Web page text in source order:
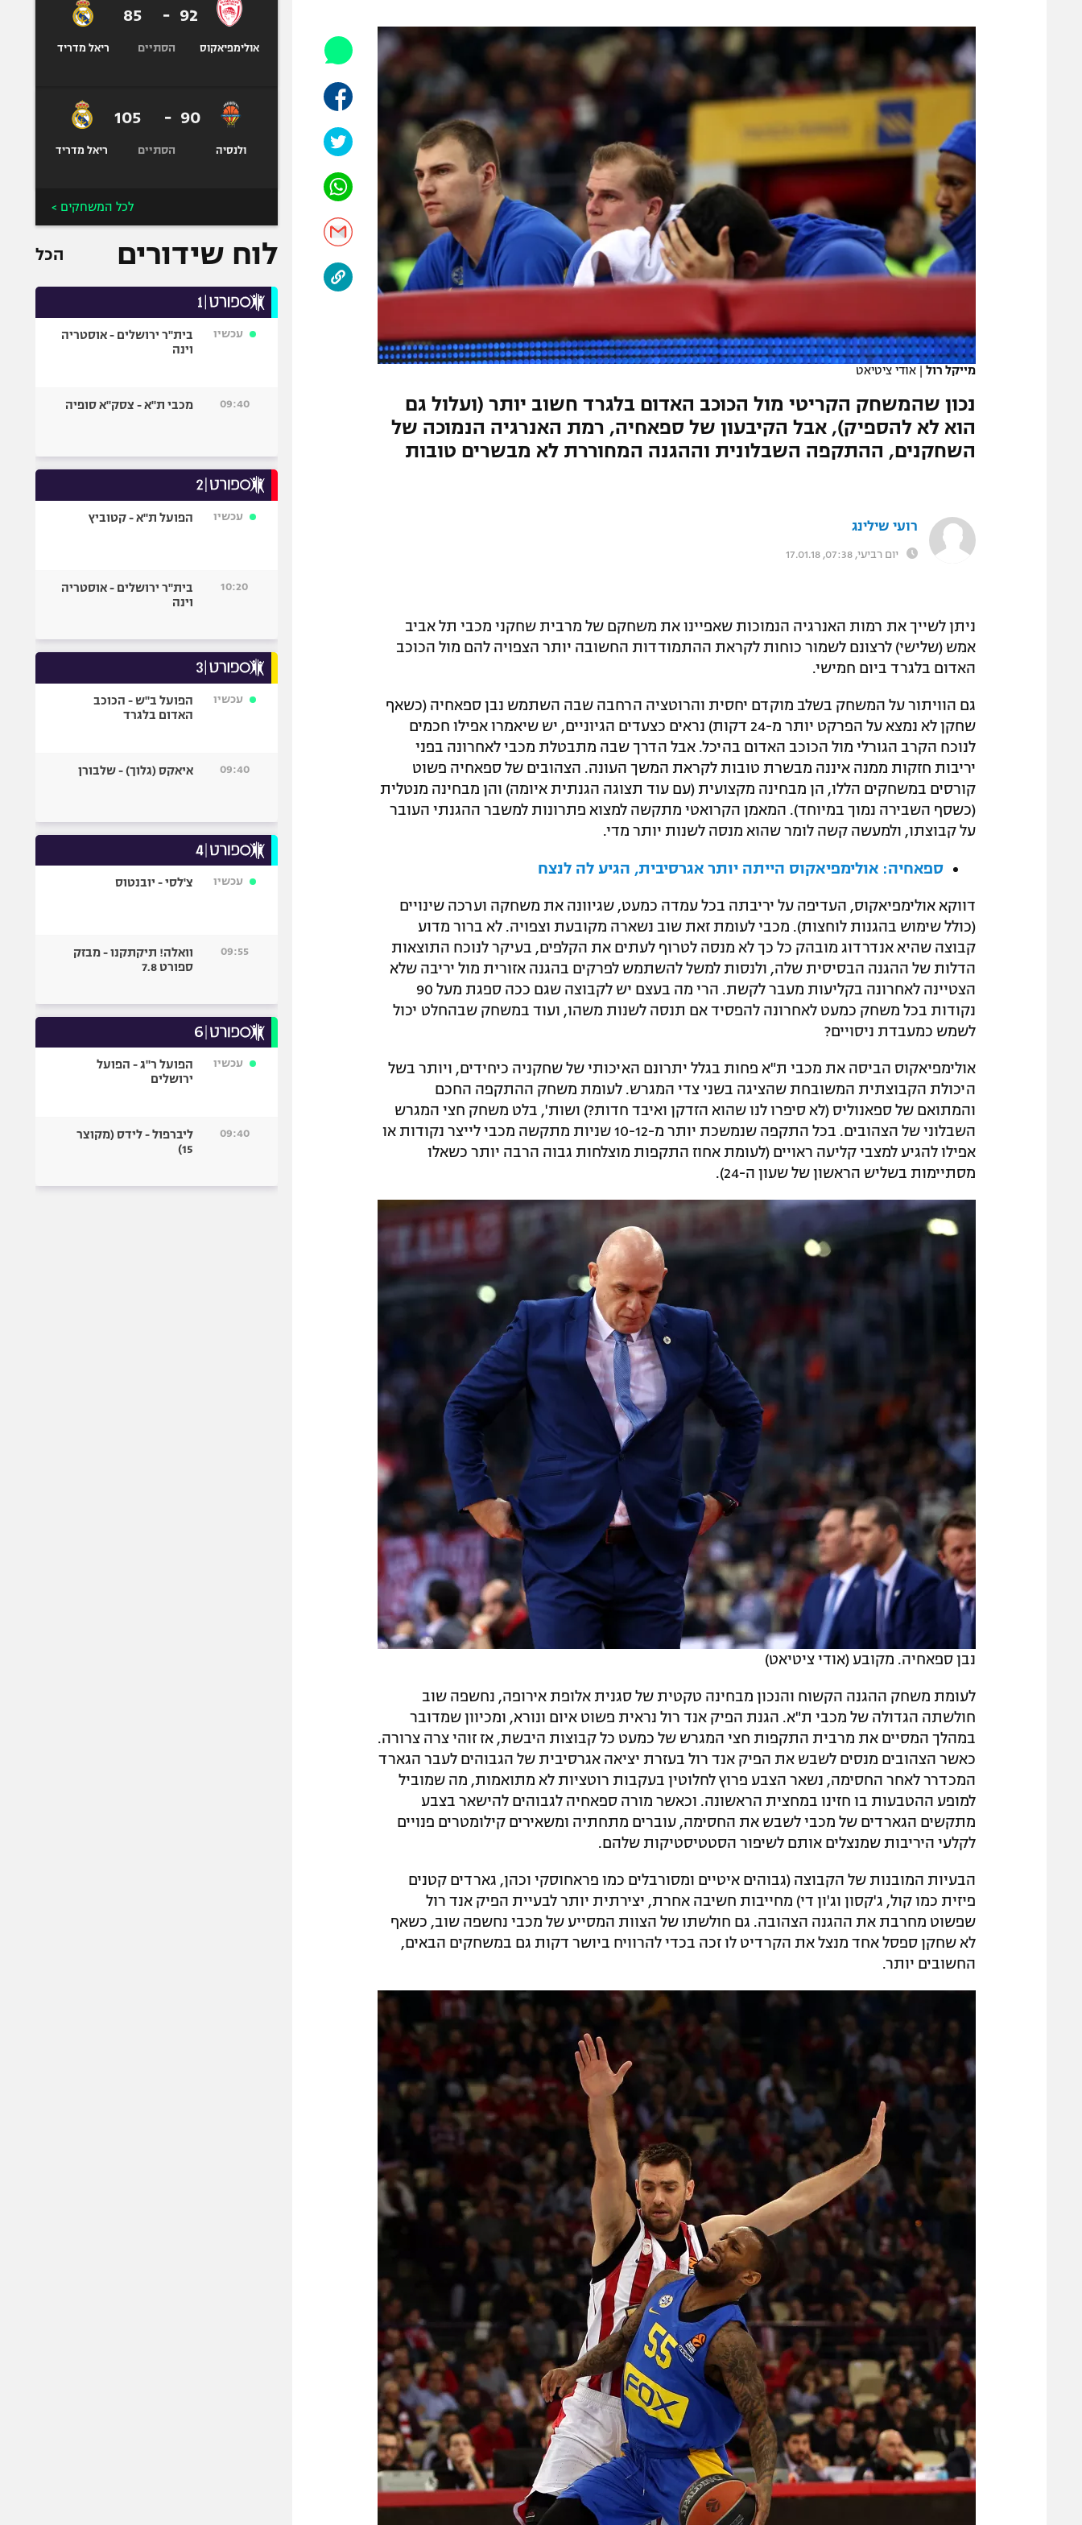
תקנון משתתפים וזוכים בפרסים
תקנון עבור פעילות אלקטרה
תקנון עבור פעילות ספורט 1 – "מרלן"
טניס
גיימינג E-Sports
תנאי שימוש
מדיניות פרטיות
תקנון פעילות ספורט 1
רשיון להקרנה פומבית לבית עסק
תגיות
המגזין
הפועל תל אביב
הפועל חיפה
הפועל באר שבע
מכבי נתניה
בני יהודה
ליגה סינית
ליגה ברזילאית
ליגות נוספות
ספורט מוטורי
בייסבול MLB
ספורט אתגרי
מייקל רול | אודי ציטיאט
נכון שהמשחק הקריטי מול הכוכב האדום בלגרד חשוב יותר (ועלול גם
הוא לא להספיק), אבל הקיבעון של ספאחיה, רמת האנרגיה הנמוכה של
השחקנים, ההתקפה השבלונית וההגנה המחוררת לא מבשרים טובות
רועי שילינג
יום רביעי, 07:38, 17.01.18
ניתן לשייך את רמות האנרגיה הנמוכות שאפיינו את משחקם של מרבית שחקני מכבי תל אביב
אמש (שלישי) לרצונם לשמור כוחות לקראת ההתמודדות החשובה יותר הצפויה להם מול הכוכב
האדום בלגרד ביום חמישי.
גם הוויתור על המשחק בשלב מוקדם יחסית והרוטציה הרחבה שבה השתמש נבן ספאחיה (כשאף
שחקן לא נמצא על הפרקט יותר מ-24 דקות) נראים כצעדים הגיוניים, יש שיאמרו אפילו חכמים
לנוכח הקרב הגורלי מול הכוכב האדום בהיכל. אבל הדרך שבה מתבטלת מכבי לאחרונה בפני
יריבות חזקות ממנה איננה מבשרת טובות לקראת המשך העונה. הצהובים של ספאחיה פשוט
קורסים במשחקים הללו, הן מבחינה מקצועית (עם עוד תצוגה הגנתית איומה) והן מבחינה מנטלית
(כשסף השבירה נמוך במיוחד). המאמן הקרואטי מתקשה למצוא פתרונות למשבר ההגנתי העובר
על קבוצתו, ולמעשה קשה לומר שהוא מנסה לשנות יותר מדי.
ספאחיה: אולימפיאקוס הייתה יותר אגרסיבית, הגיע לה לנצח
דווקא אולימפיאקוס, העדיפה על יריבתה בכל עמדה כמעט, שגיוונה את משחקה וערכה שינויים
(כולל שימוש בהגנות לוחצות). מכבי לעומת זאת שוב נשארה מקובעת וצפויה. לא ברור מדוע
קבוצה שהיא אנדרדוג מובהק כל כך לא מנסה לטרוף לעתים את הקלפים, בעיקר לנוכח התוצאות
הדלות של ההגנה הבסיסית שלה, ולנסות למשל להשתמש לפרקים בהגנה אזורית מול יריבה שלא
הצטיינה לאחרונה בקליעות מעבר לקשת. הרי מה בעצם יש לקבוצה שגם ככה ספגת מעל 90
נקודות בכל משחק כמעט לאחרונה להפסיד אם תנסה לשנות משהו, ועוד במשחק שבהחלט יכול
לשמש כמעבדת ניסויים?
אולימפיאקוס הביסה את מכבי ת"א פחות בגלל יתרונם האיכותי של שחקניה כיחידים, ויותר בשל
היכולת הקבוצתית המשובחת שהציגה בשני צדי המגרש. לעומת משחק ההתקפה החכם
והמתואם של ספאנוליס (לא סיפרו לנו שהוא הזדקן ואיבד חדות?) ושות', בלט משחק חצי המגרש
השבלוני של הצהובים. בכל התקפה שנמשכת יותר מ-10-12 שניות מתקשה מכבי לייצר נקודות או
אפילו להגיע למצבי קליעה ראויים (לעומת אחוז התקפות מוצלחות גבוה הרבה יותר כשאלו
מסתיימות בשליש הראשון של שעון ה-24).
נבן ספאחיה. מקובע (אודי ציטיאט)
לעומת משחק ההגנה הקשוח והנכון מבחינה טקטית של סגנית אלופת אירופה, נחשפה שוב
חולשתה הגדולה של מכבי ת"א. הגנת הפיק אנד רול נראית פשוט איום ונורא, ומכיוון שמדובר
במהלך המסיים את מרבית התקפות חצי המגרש של כמעט כל קבוצות היבשת, אז זוהי צרה צרורה.
כאשר הצהובים מנסים לשבש את הפיק אנד רול בעזרת יציאה אגרסיבית של הגבוהים לעבר הגארד
המכדרר לאחר החסימה, נשאר הצבע פרוץ לחלוטין בעקבות רוטציות לא מתואמות, מה שמוביל
למופע ההטבעות בו חזינו במחצית הראשונה. וכאשר מורה ספאחיה לגבוהים להישאר בצבע
מתקשים הגארדים של מכבי לשבש את החסימה, עוברים מתחתיה ומשאירים קילומטרים פנויים
לקלעי היריבות שמנצלים אותם לשיפור הסטטיסטיקות שלהם.
הבעיות המובנות של הקבוצה (גבוהים איטיים ומסורבלים כמו פראחוסקי וכהן, גארדים קטנים
פיזית כמו קול, ג'קסון וג'ון די) מחייבות חשיבה אחרת, יצירתית יותר לבעיית הפיק אנד רול
שפשוט מחרבת את ההגנה הצהובה. גם חולשתו של הצוות המסייע של מכבי נחשפה שוב, כשאף
לא שחקן ספסל אחד מנצל את הקרדיט לו זכה בכדי להרוויח ביושר דקות גם במשחקים הבאים,
החשובים יותר.
אולימפיאקוס
92
-
85
הסתיים ריאל מדריד
ולנסיה
90
-
105
הסתיים ריאל מדריד
לכל המשחקים >
לוח שידורים הכל
עכשיו
בית"ר ירושלים - אוסטריה
וינה
09:40 מכבי ת"א - צסק"א סופיה
עכשיו הפועל ת"א - קטוביץ
10:20
בית"ר ירושלים - אוסטריה
וינה
עכשיו
הפועל ב"ש - הכוכב
האדום בלגרד
09:40 איאקס (גלוך) - שלבורן
עכשיו צ'לסי - יובנטוס
09:55
וואלה! תיקתקנו - מבזק
ספורט 7.8
עכשיו
הפועל ר"ג - הפועל
ירושלים
09:40
ליברפול - לידס (מקוצר
15)